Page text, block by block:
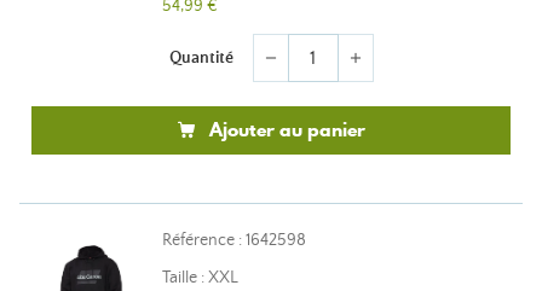
54,99 €
Quantité remove add
Ajouter au panier
Référence : 1642598
Taille : XXL